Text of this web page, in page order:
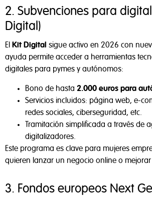
2. Subvenciones para
Digital)
El Kit Digital sigue activo en 2026 con
ayuda permite acceder a herramientas
digitales para pymes y autónomos:
Bono de hasta 2.000 euros para
Servicios incluidos: página web, e-
redes sociales, ciberseguridad, etc.
Tramitación simplificada a través de
digitalizadores.
Este programa es clave para mujeres
quieren lanzar un negocio online o
3. Fondos europeos Next